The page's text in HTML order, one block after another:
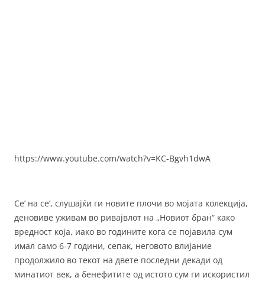
https://www.youtube.com/watch?v=KC-Bgvh1dwA
Се’ на се’, слушајќи ги новите плочи во мојата колекција,
деновиве уживам во ривајвлот на „Новиот бран“ како
вредност која, иако во годините кога се појавила сум
имал само 6-7 години, сепак, неговото влијание
продолжило во текот на двете последни декади од
минатиот век, а бенефитите од истото сум ги искористил